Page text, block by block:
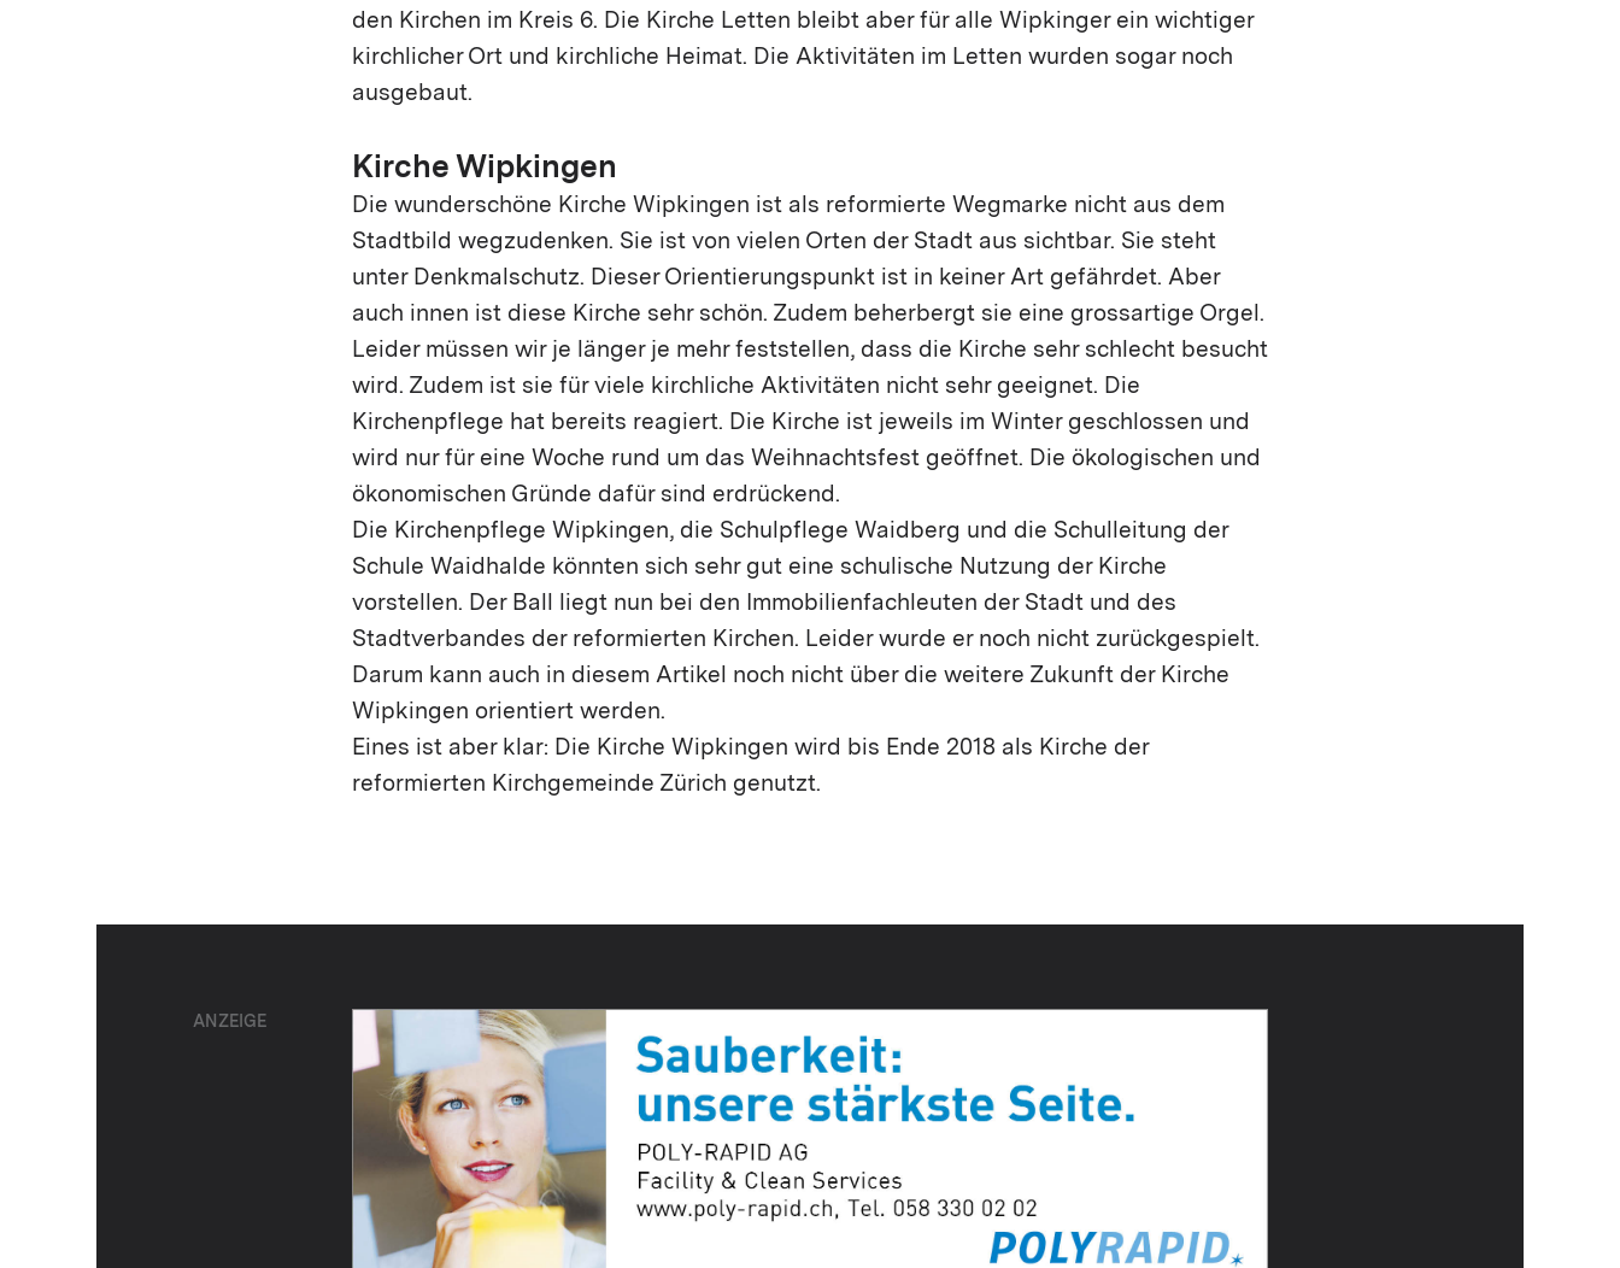
den Kirchen im Kreis 6. Die Kirche Letten bleibt aber für alle Wipkinger ein wichtiger
kirchlicher Ort und kirchliche Heimat. Die Aktivitäten im Letten wurden sogar noch
ausgebaut.
Kirche Wipkingen
Die wunderschöne Kirche Wipkingen ist als reformierte Wegmarke nicht aus dem
Stadtbild wegzudenken. Sie ist von vielen Orten der Stadt aus sichtbar. Sie steht
unter Denkmalschutz. Dieser Orientierungspunkt ist in keiner Art gefährdet. Aber
auch innen ist diese Kirche sehr schön. Zudem beherbergt sie eine grossartige Orgel.
Leider müssen wir je länger je mehr feststellen, dass die Kirche sehr schlecht besucht
wird. Zudem ist sie für viele kirchliche Aktivitäten nicht sehr geeignet. Die
Kirchenpflege hat bereits reagiert. Die Kirche ist jeweils im Winter geschlossen und
wird nur für eine Woche rund um das Weihnachtsfest geöffnet. Die ökologischen und
ökonomischen Gründe dafür sind erdrückend.
Die Kirchenpflege Wipkingen, die Schulpflege Waidberg und die Schulleitung der
Schule Waidhalde könnten sich sehr gut eine schulische Nutzung der Kirche
vorstellen. Der Ball liegt nun bei den Immobilienfachleuten der Stadt und des
Stadtverbandes der reformierten Kirchen. Leider wurde er noch nicht zurückgespielt.
Darum kann auch in diesem Artikel noch nicht über die weitere Zukunft der Kirche
Wipkingen orientiert werden.
Eines ist aber klar: Die Kirche Wipkingen wird bis Ende 2018 als Kirche der
reformierten Kirchgemeinde Zürich genutzt.
ANZEIGE